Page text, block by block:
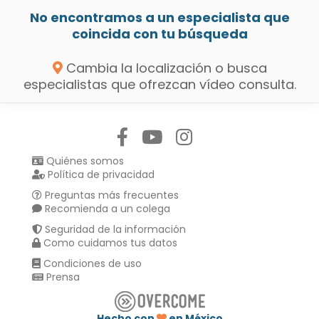
No encontramos a un especialista que
coincida con tu búsqueda
Cambia la localización o busca
especialistas que ofrezcan vídeo consulta.
Quiénes somos
Política de privacidad
Preguntas más frecuentes
Recomienda a un colega
Seguridad de la información
Como cuidamos tus datos
Condiciones de uso
Prensa